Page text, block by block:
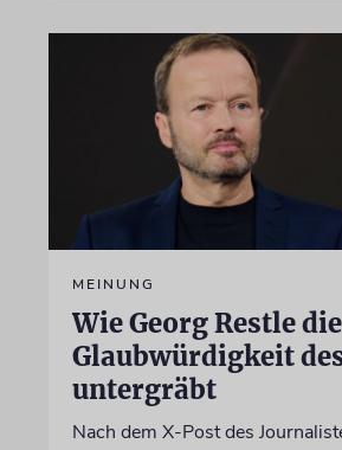
MEINUNG
Wie Georg Restle die
Glaubwürdigkeit
untergräbt
Nach dem X-Post des